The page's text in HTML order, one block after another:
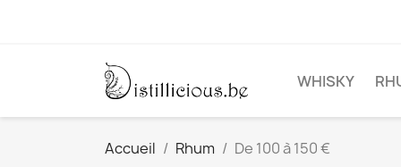
WHISKY
Accueil Rhum De 100 à 150 €